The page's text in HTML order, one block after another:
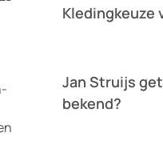
Kledingkeuze
Jan Struijs
bekend?